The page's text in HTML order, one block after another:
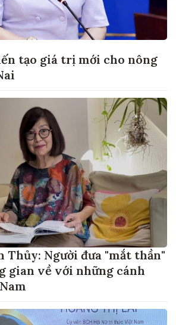
tạo giá trị mới cho nông
Thủy: Người đưa "mắt thần"
gian về với những cánh